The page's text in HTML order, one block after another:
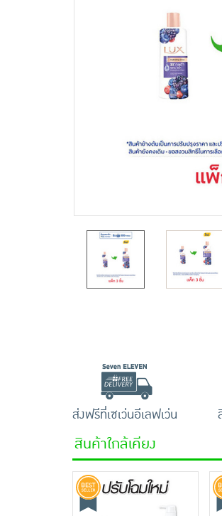
ส่งฟรีที่เซเว่นอีเลฟเว่น
สินค้าใกล้เคียง